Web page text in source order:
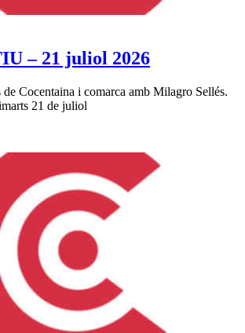
– 21 juliol 2026
Cocentaina i comarca amb Milagro Sellés.
21 de juliol